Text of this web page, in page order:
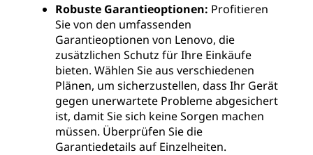
Robuste Garantieoptionen: Profitieren
Sie von den umfassenden
Garantieoptionen von Lenovo, die
zusätzlichen Schutz für Ihre Einkäufe
bieten. Wählen Sie aus verschiedenen
Plänen, um sicherzustellen, dass Ihr Gerät
gegen unerwartete Probleme abgesichert
ist, damit Sie sich keine Sorgen machen
müssen. Überprüfen Sie die
Garantiedetails auf Einzelheiten.